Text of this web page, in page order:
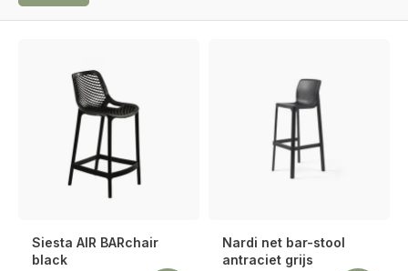
Siesta AIR BARchair
black
Nardi net bar-stool
antraciet grijs